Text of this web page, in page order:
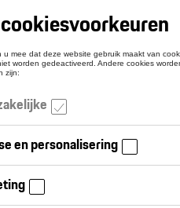
DRINKFLES
Referentie:
Contacteer uw
Prestaties voor